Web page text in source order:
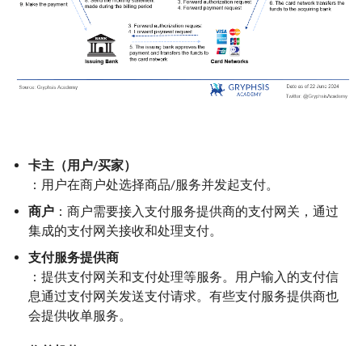
卡主（用户/买家）
：用户在商户处选择商品/服务并发起支付。
商户 ：商户需要接入支付服务提供商的支付网关，通过
集成的支付网关接收和处理支付。
支付服务提供商
：提供支付网关和支付处理等服务。用户输入的支付信
息通过支付网关发送支付请求。有些支付服务提供商也
会提供收单服务。